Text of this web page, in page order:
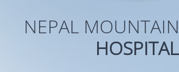
NEPAL MOUNTAIN
HOSPITAL